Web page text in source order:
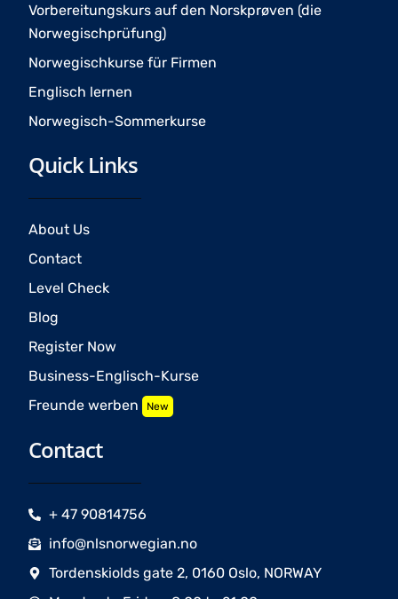
Vorbereitungskurs auf den Norskprøven (die
Norwegischprüfung)
Norwegischkurse für Firmen
Englisch lernen
Norwegisch-Sommerkurse
Quick Links
About Us
Contact
Level Check
Blog
Register Now
Business-Englisch-Kurse
Freunde werben New
Contact
+ 47 90814756
info@nlsnorwegian.no
Tordenskiolds gate 2, 0160 Oslo, NORWAY